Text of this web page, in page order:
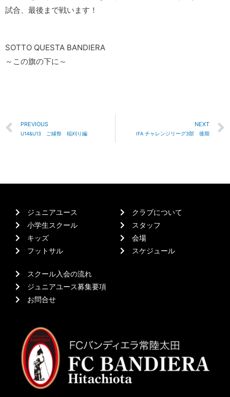
試合、最後まで戦います！
SOTTO QUESTA BANDIERA
～この旗の下に～
PREVIOUS
U14&U13 ご縁祭 稲刈り編
NEXT
IFA チャレンジリーグ3部 後期
ジュニアユース
小学生スクール
キッズ
フットサル
クラブについて
スタッフ
会場
スケジュール
スクール入会の流れ
ジュニアユース募集要項
お問合せ